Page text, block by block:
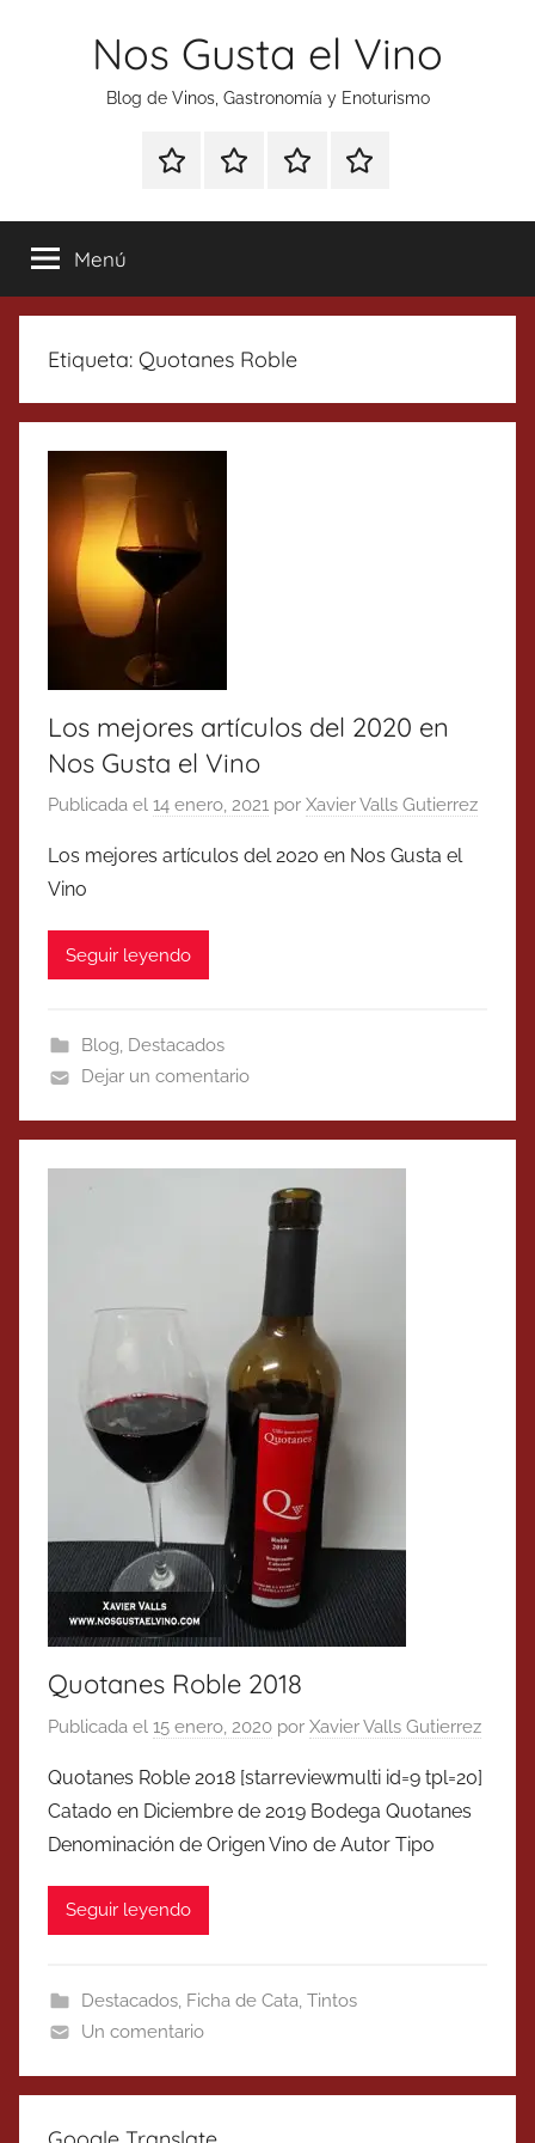
Nos Gusta el Vino
Blog de Vinos, Gastronomía y Enoturismo
Especial
Tonics
Enoturismo
Gastronomía
RankingContacto
Menú
Etiqueta: Quotanes Roble
Los mejores artículos del 2020 en
Nos Gusta el Vino
Publicada el 14 enero, 2021 por Xavier Valls Gutierrez
Los mejores artículos del 2020 en Nos Gusta el
Vino
Seguir leyendo
Blog, Destacados
Dejar un comentario
Quotanes Roble 2018
Publicada el 15 enero, 2020 por Xavier Valls Gutierrez
Quotanes Roble 2018 [starreviewmulti id=9 tpl=20]
Catado en Diciembre de 2019 Bodega Quotanes
Denominación de Origen Vino de Autor Tipo
Seguir leyendo
Destacados, Ficha de Cata, Tintos
Un comentario